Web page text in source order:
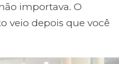
importava. O
veio depois que você